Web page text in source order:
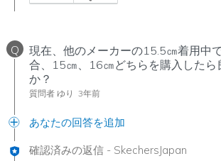
Q
現在、他のメーカーの15.5㎝着用中
合、15㎝、16㎝どちらを購入したら
か？
質問者 ゆり 3年前
あなたの回答を追加
確認済みの返信 - SkechersJapan